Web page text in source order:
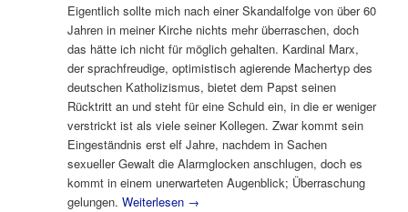
Eigentlich sollte mich nach einer Skandalfolge von über 60
Jahren in meiner Kirche nichts mehr überraschen, doch
das hätte ich nicht für möglich gehalten. Kardinal Marx,
der sprachfreudige, optimistisch agierende Machertyp des
deutschen Katholizismus, bietet dem Papst seinen
Rücktritt an und steht für eine Schuld ein, in die er weniger
verstrickt ist als viele seiner Kollegen. Zwar kommt sein
Eingeständnis erst elf Jahre, nachdem in Sachen
sexueller Gewalt die Alarmglocken anschlugen, doch es
kommt in einem unerwarteten Augenblick; Überraschung
gelungen.Weiterlesen →